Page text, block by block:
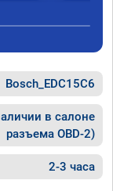
Bosch_EDC15C6
в салоне
разъема OBD-2)
2-3 часа